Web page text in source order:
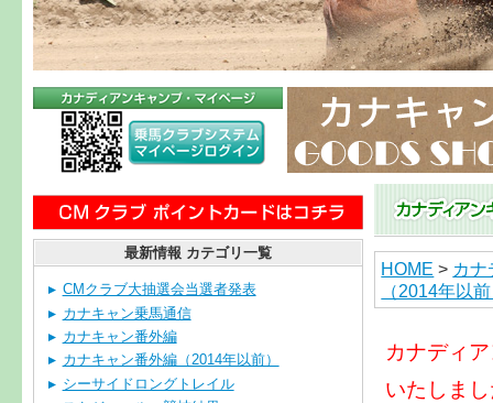
HOME > カ
（2014年以
カナディ
いたしま
最新情報 カテゴリ一覧
CMクラブ大抽選会当選者発表
カナキャン乗馬通信
カナキャン番外編
カナキャン番外編（2014年以前）
シーサイドロングトレイル